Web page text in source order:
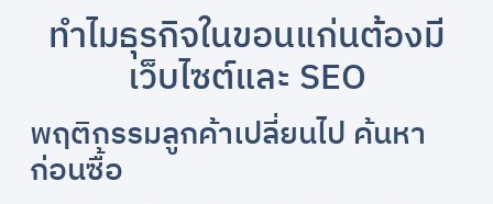
ทำไมธุรกิจในขอนแก่นต้องมี
เว็บไซต์และ SEO
พฤติกรรมลูกค้าเปลี่ยนไป ค้นหา
ก่อนซื้อ